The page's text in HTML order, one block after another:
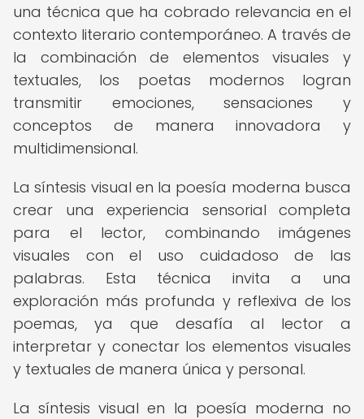
una técnica que ha cobrado relevancia en el
contexto literario contemporáneo. A través de
la combinación de elementos visuales y
textuales, los poetas modernos logran
transmitir emociones, sensaciones y
conceptos de manera innovadora y
multidimensional.
La síntesis visual en la poesía moderna busca
crear una experiencia sensorial completa
para el lector, combinando imágenes
visuales con el uso cuidadoso de las
palabras. Esta técnica invita a una
exploración más profunda y reflexiva de los
poemas, ya que desafía al lector a
interpretar y conectar los elementos visuales
y textuales de manera única y personal.
La síntesis visual en la poesía moderna no